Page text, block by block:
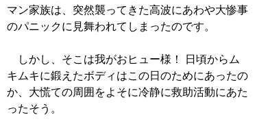
マン家族は、突然襲ってきた高波にあわや大惨事
のパニックに見舞われてしまったのです。
しかし、そこは我がおヒュー様！ 日頃からム
キムキに鍛えたボディはこの日のためにあったの
か、大慌ての周囲をよそに冷静に救助活動にあた
ったそう。